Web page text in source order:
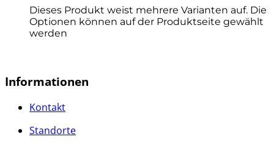
Dieses Produkt weist mehrere Varianten auf. Die
Optionen können auf der Produktseite gewählt
werden
Informationen
Kontakt
Standorte